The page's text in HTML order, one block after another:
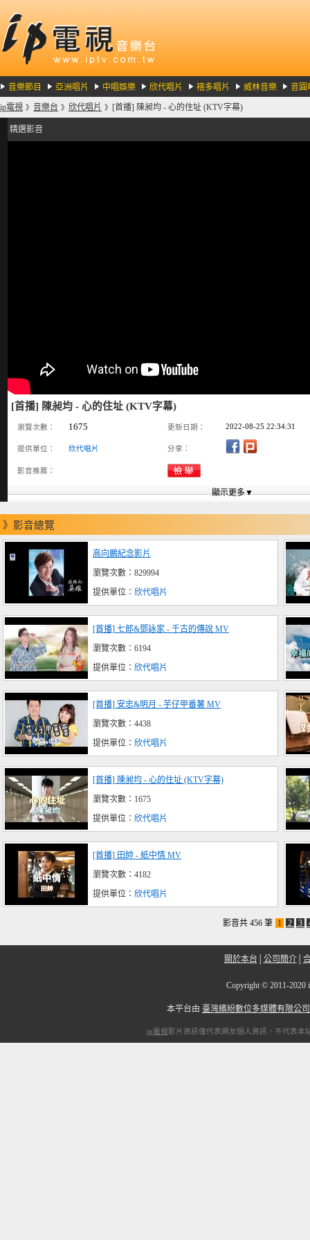
音樂節目 亞洲唱片 中唱娛樂 欣代唱片 禧多唱片 威林音樂 音圓
ip電視 》 音樂台 》 欣代唱片 》 [首播] 陳昶均 - 心的住址 (KTV字幕)
精選影音
[首播] 陳昶均 - 心的住址 (KTV字幕)
瀏覽次數： 1675 更新日期： 2022-08-25 22:34:31
提供單位： 欣代唱片 分享：
影音推薦：
》影音總覽
高向鵬紀念影片
瀏覽次數：829994
提供單位： 欣代唱片
[首播] 七郎&鄧詠家 - 千古的傳說 MV
瀏覽次數：6194
提供單位： 欣代唱片
[首播] 安忠&明月 - 芋仔甲番薯 MV
瀏覽次數：4438
提供單位： 欣代唱片
[首播] 陳昶均 - 心的住址 (KTV字幕)
瀏覽次數：1675
提供單位： 欣代唱片
[首播] 田帥 - 紙中情 MV
瀏覽次數：4182
提供單位： 欣代唱片
影音共 456 筆 1 2 3
關於本台 公司簡介│
Copyright © 2011-
本平台由 臺灣繽紛數位多媒體有限公司
ip電視影片資訊僅代表網友個人資訊，不代表本